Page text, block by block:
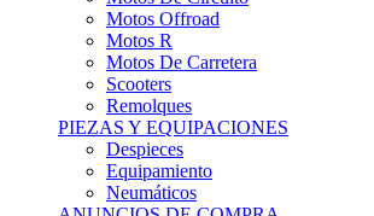
Autobuses
Furgonetas
Venta De Remolques
Alquiler De Remolques O Furgones
Carpas
Herramientas
ANUNCIOS DE COMPRA
Compra De Vehículos
Compra De Herramientas